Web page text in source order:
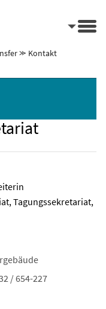
⪼ Kontakt
Tagungssekretariat,
/ 654-227